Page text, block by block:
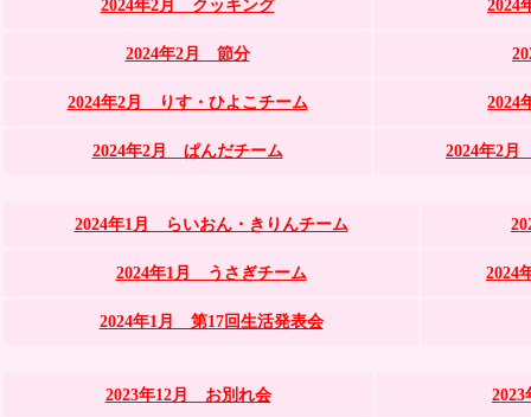
2024年2月 クッキング 2024
2024年2月 節分
2024年2月 りす・ひよこチーム 2024
2024年2月 ぱんだチーム 2024年2
2024年1月 らいおん・きりんチーム
2024年1月 うさぎチーム 2024
2024年1月 第17回生活発表会
2023年12月 お別れ会